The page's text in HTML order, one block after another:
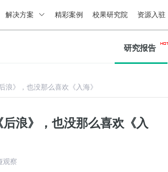
解决方案 精彩案例 校果研究院 资源入驻
研究报告
浪》，也没那么喜欢《入海》
浪》，也没那么喜欢《入
观察